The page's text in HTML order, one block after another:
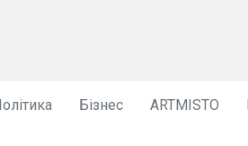
Бізнес ARTMISTO